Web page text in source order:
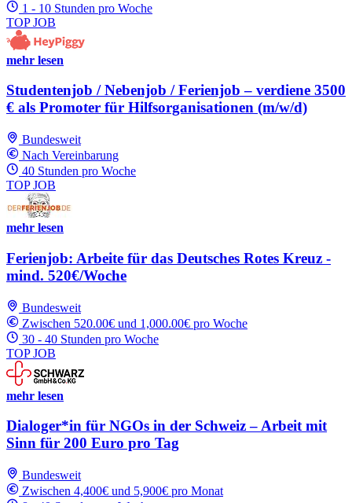
1 - 10 Stunden pro Woche
TOP JOB
mehr lesen
Studentenjob / Nebenjob / Ferienjob – verdiene 3500
€ als Promoter für Hilfsorganisationen (m/w/d)
Bundesweit
Nach Vereinbarung
40 Stunden pro Woche
TOP JOB
mehr lesen
Ferienjob: Arbeite für das Deutsches Rotes Kreuz -
mind. 520€/Woche
Bundesweit
Zwischen 520.00€ und 1,000.00€ pro Woche
30 - 40 Stunden pro Woche
TOP JOB
mehr lesen
Dialoger*in für NGOs in der Schweiz – Arbeit mit
Sinn für 200 Euro pro Tag
Bundesweit
Zwischen 4,400€ und 5,900€ pro Monat